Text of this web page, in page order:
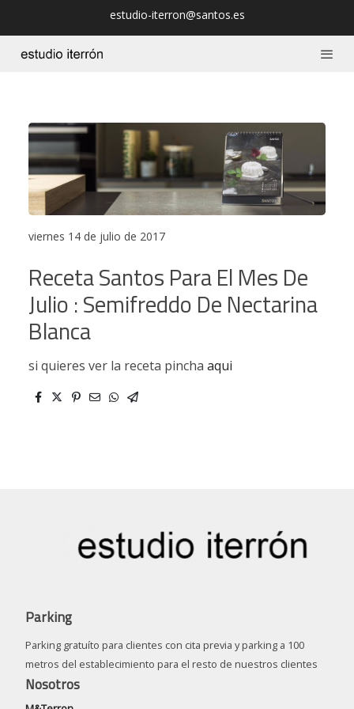
estudio-iterron@santos.es
viernes 14 de julio de 2017
Receta Santos Para El Mes De
Julio : Semifreddo De Nectarina
Blanca
si quieres ver la receta pincha aqui
Parking
Parking gratuíto para clientes con cita previa y parking a 100
metros del establecimiento para el resto de nuestros clientes
Nosotros